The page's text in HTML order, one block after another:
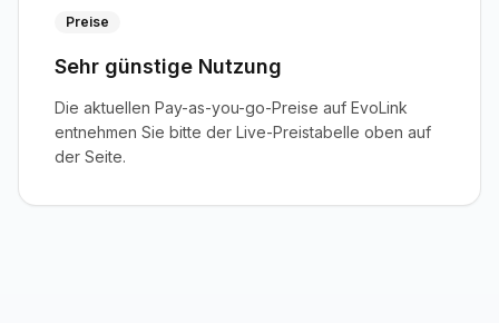
Preise
Sehr günstige Nutzung
Die aktuellen Pay-as-you-go-Preise auf EvoLink
entnehmen Sie bitte der Live-Preistabelle oben auf
der Seite.